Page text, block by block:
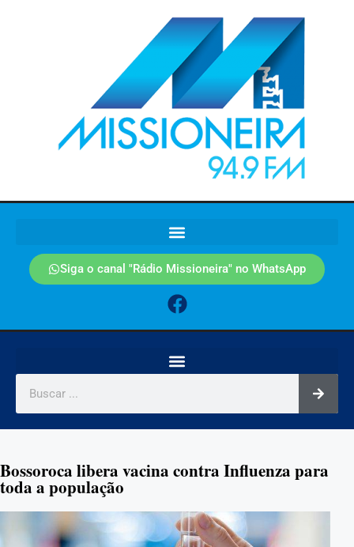
Siga o canal "Rádio Missioneira" no WhatsApp
Bossoroca libera vacina contra Influenza para
toda a população